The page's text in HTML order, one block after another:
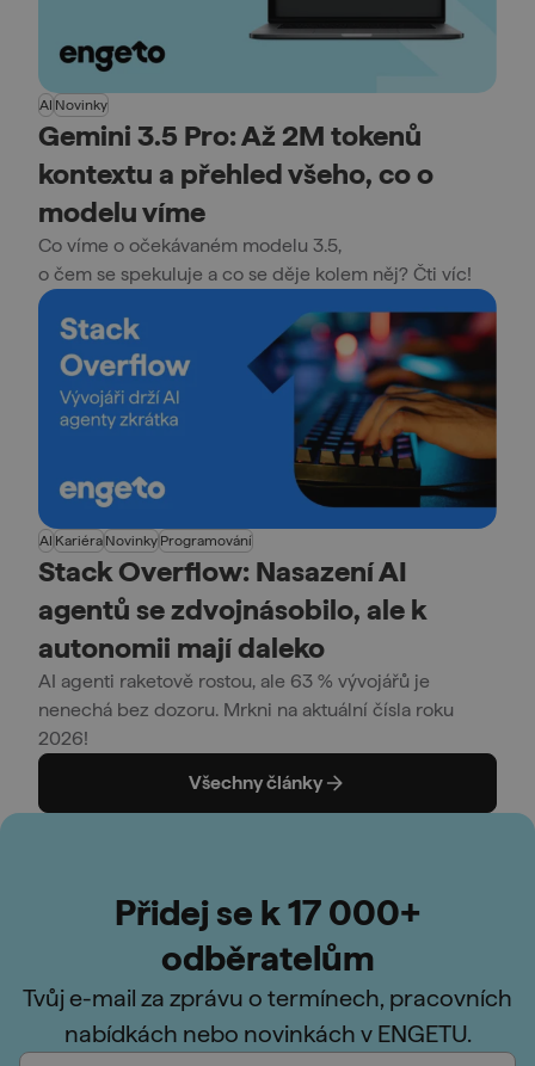
AI Novinky
Gemini 3.5 Pro: Až 2M tokenů
kontextu a přehled všeho, co o
modelu víme
Co víme o očekávaném modelu 3.5,
o čem se spekuluje a co se děje kolem něj? Čti víc!
AI Kariéra Novinky Programování
Stack Overflow: Nasazení AI
agentů se zdvojnásobilo, ale k
autonomii mají daleko
AI agenti raketově rostou, ale 63 % vývojářů je
nenechá bez dozoru. Mrkni na aktuální čísla roku
2026!
Všechny články
Přidej se k 17 000+
odběratelům
Tvůj e-mail za zprávu o termínech, pracovních
nabídkách nebo novinkách v ENGETU.